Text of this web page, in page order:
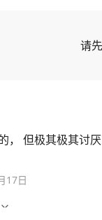
请先
， 但极其极其讨
17日